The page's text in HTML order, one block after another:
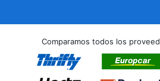
Comparamos todos los